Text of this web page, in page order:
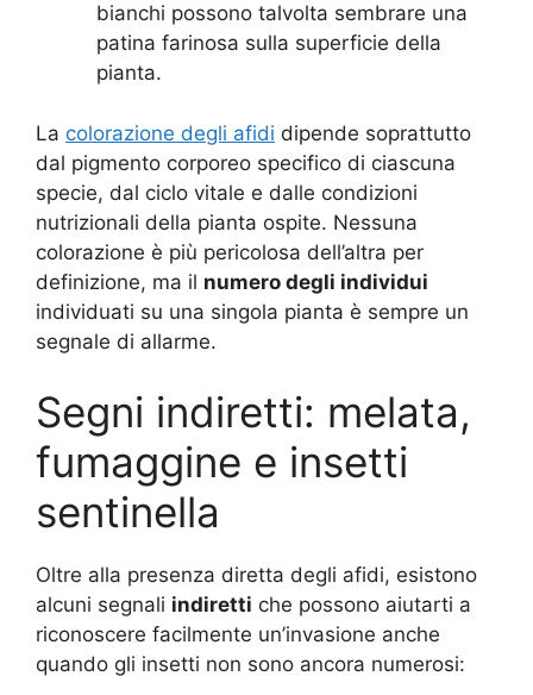
bianchi possono talvolta sembrare una
patina farinosa sulla superficie della
pianta.
La colorazione degli afidi dipende soprattutto
dal pigmento corporeo specifico di ciascuna
specie, dal ciclo vitale e dalle condizioni
nutrizionali della pianta ospite. Nessuna
colorazione è più pericolosa dell’altra per
definizione, ma il numero degli individui
individuati su una singola pianta è sempre un
segnale di allarme.
Segni indiretti: melata,
fumaggine e insetti
sentinella
Oltre alla presenza diretta degli afidi, esistono
alcuni segnali indiretti che possono aiutarti a
riconoscere facilmente un’invasione anche
quando gli insetti non sono ancora numerosi: